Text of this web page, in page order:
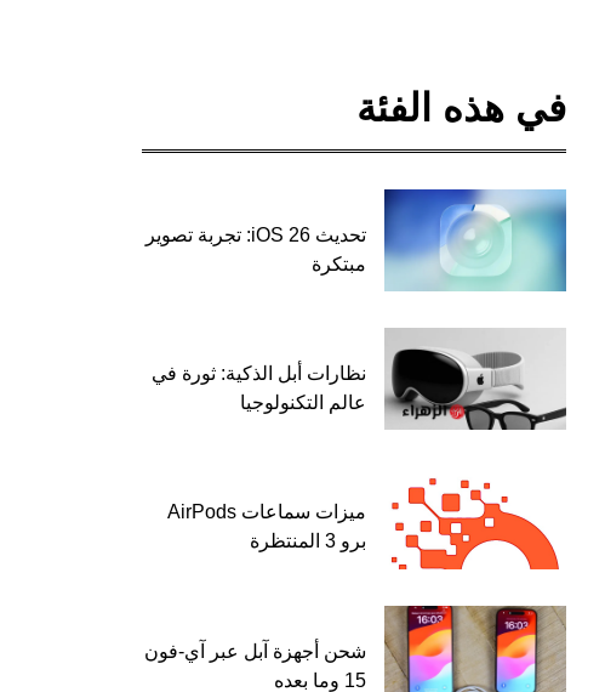
في هذه الفئة
تحديث iOS 26: تجربة تصوير
مبتكرة
نظارات أبل الذكية: ثورة في
عالم التكنولوجيا
ميزات سماعات AirPods
برو 3 المنتظرة
شحن أجهزة آبل عبر آي-فون
15 وما بعده